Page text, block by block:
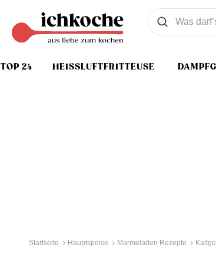
TOP 24 HEISSLUFTFRITTEUSE
Was wollen Sie suchen
Suchen
Startseite Hauptspeise Marmeladen Rezepte